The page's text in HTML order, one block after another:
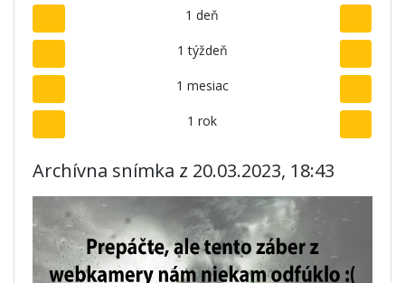
1 deň
1 týždeň
1 mesiac
1 rok
Archívna snímka z 20.03.2023, 18:43